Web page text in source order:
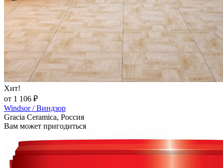
Хит!
от 1 106 ₽
Windsor / Виндзор
Gracia Ceramica, Россия
Вам может пригодиться